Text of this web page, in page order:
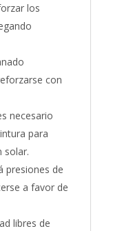
los
con
necesario
para
solar.
presiones de
a favor de
libres de